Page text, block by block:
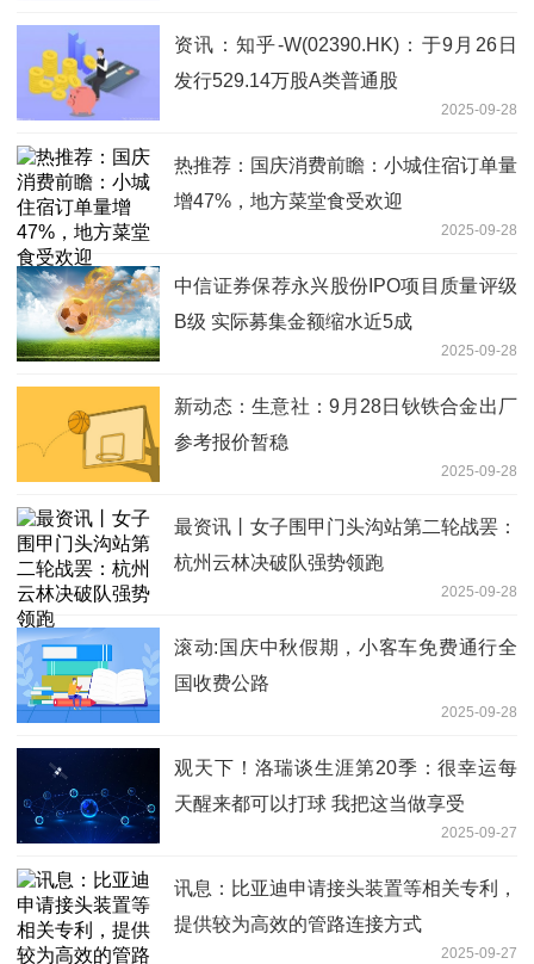
资讯：知乎-W(02390.HK)：于9月26日
发行529.14万股A类普通股
2025-09-28
热推荐：国庆消费前瞻：小城住宿订单量
增47%，地方菜堂食受欢迎
2025-09-28
中信证券保荐永兴股份IPO项目质量评级
B级 实际募集金额缩水近5成
2025-09-28
新动态：生意社：9月28日钬铁合金出厂
参考报价暂稳
2025-09-28
最资讯丨女子围甲门头沟站第二轮战罢：
杭州云林决破队强势领跑
2025-09-28
滚动:国庆中秋假期，小客车免费通行全
国收费公路
2025-09-28
观天下！洛瑞谈生涯第20季：很幸运每
天醒来都可以打球 我把这当做享受
2025-09-27
讯息：比亚迪申请接头装置等相关专利，
提供较为高效的管路连接方式
2025-09-27